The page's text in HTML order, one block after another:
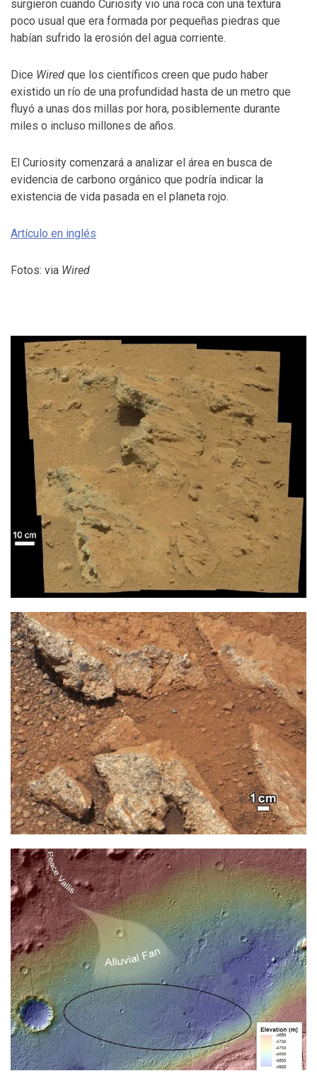
surgieron cuando Curiosity vio una roca con una textura
poco usual que era formada por pequeñas piedras que
habían sufrido la erosión del agua corriente.
Dice Wired que los científicos creen que pudo haber
existido un río de una profundidad hasta de un metro que
fluyó a unas dos millas por hora, posiblemente durante
miles o incluso millones de años.
El Curiosity comenzará a analizar el área en busca de
evidencia de carbono orgánico que podría indicar la
existencia de vida pasada en el planeta rojo.
Artículo en inglés
Fotos: via Wired